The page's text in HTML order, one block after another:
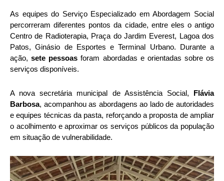
As equipes do Serviço Especializado em Abordagem Social
percorreram diferentes pontos da cidade, entre eles o antigo
Centro de Radioterapia, Praça do Jardim Everest, Lagoa dos
Patos, Ginásio de Esportes e Terminal Urbano. Durante a
ação,sete pessoas foram abordadas e orientadas sobre os
serviços disponíveis.
A nova secretária municipal de Assistência Social,
Flávia
Barbosa, acompanhou as abordagens ao lado de autoridades
e equipes técnicas da pasta, reforçando a proposta de ampliar
o acolhimento e aproximar os serviços públicos da população
em situação de vulnerabilidade.